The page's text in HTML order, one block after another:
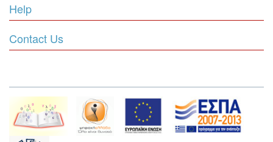
Help
Contact Us